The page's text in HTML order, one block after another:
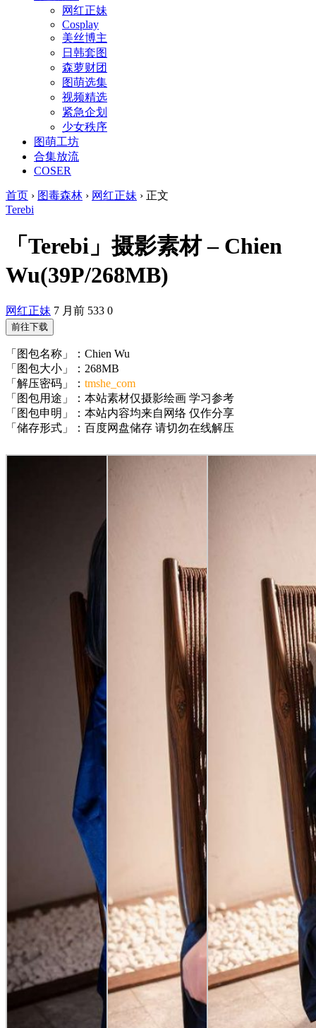
网红正妹
Cosplay
美丝博主
日韩套图
森萝财团
图萌选集
视频精选
紧急企划
少女秩序
图萌工坊
合集放流
COSER
首页 › 图毒森林 › 网红正妹 › 正文
Terebi
「Terebi」摄影素材 – Chien
Wu(39P/268MB)
网红正妹 7 月前 533 0
前往下载
「图包名称」：Chien Wu
「图包大小」：268MB
「解压密码」： tmshe_com
「图包用途」：本站素材仅摄影绘画 学习参考
「图包申明」：本站内容均来自网络 仅作分享
「储存形式」：百度网盘储存 请切勿在线解压